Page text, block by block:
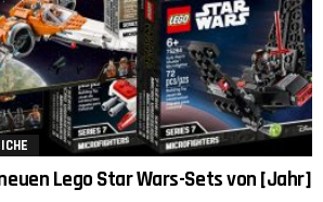
Lego Star Wars-Sets von [Jahr]